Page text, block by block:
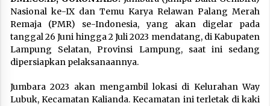
Nasional ke-IX dan Temu Karya Relawan Palang Merah
Remaja (PMR) se-Indonesia, yang akan digelar pada
tanggal 26 Juni hingga 2 Juli 2023 mendatang, di Kabupaten
Lampung Selatan, Provinsi Lampung, saat ini sedang
dipersiapkan pelaksanaannya.
Jumbara 2023 akan mengambil lokasi di Kelurahan Way
Lubuk, Kecamatan Kalianda. Kecamatan ini terletak di kaki